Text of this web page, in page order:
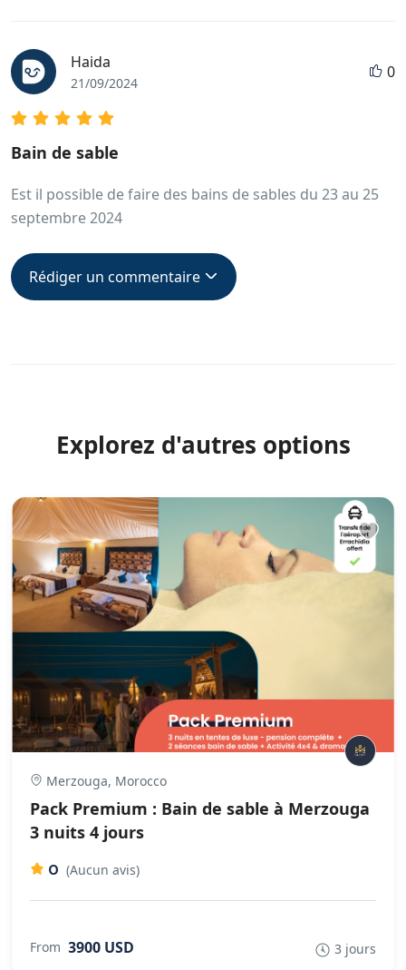
Haida
21/09/2024
0
Bain de sable
Est il possible de faire des bains de sables du 23 au 25
septembre 2024
Rédiger un commentaire
Explorez d'autres options
Merzouga, Morocco
Pack Premium : Bain de sable à Merzouga
3 nuits 4 jours
0 (Aucun avis)
From 3900 USD 3 jours